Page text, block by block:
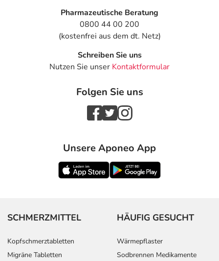
Pharmazeutische Beratung
0800 44 00 200
(kostenfrei aus dem dt. Netz)
Schreiben Sie uns
Nutzen Sie unser Kontaktformular
Folgen Sie uns
Unsere Aponeo App
SCHMERZMITTEL
Kopfschmerztabletten
Migräne Tabletten
HÄUFIG GESUCHT
Wärmepflaster
Sodbrennen Medikamente